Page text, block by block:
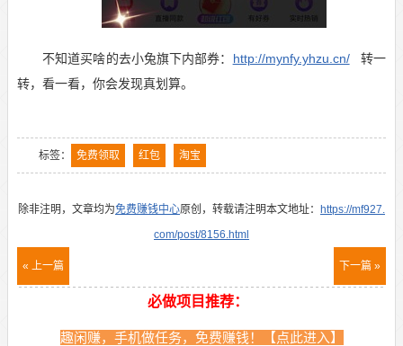
不知道买啥的去小兔旗下内部券： http://mynfy.yhzu.cn/转一
转，看一看，你会发现真划算。
标签： 免费领取 红包 淘宝
除非注明，文章均为免费赚钱中心原创，转载请注明本文地址：
https://mf927.
com/post/8156.html
« 上一篇 下一篇 »
必做项目推荐：
趣闲赚，手机做任务，免费赚钱！【点此进入】